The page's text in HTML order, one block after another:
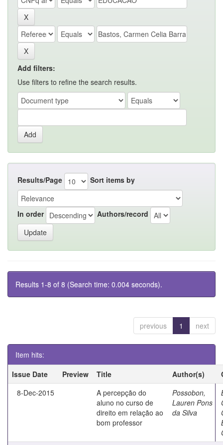
Add filters:
Use filters to refine the search results.
Results/Page Sort items by
In order Authors/record
Results 1-8 of 8 (Search time: 0.004 seconds).
previous 1 next
Item hits:
Issue Date
Preview Title Author(s)
8-Dec-2015
A percepção do
aluno no curso de
direito em relação ao
bom professor
Possobon,
Lauren Pons
da Silva